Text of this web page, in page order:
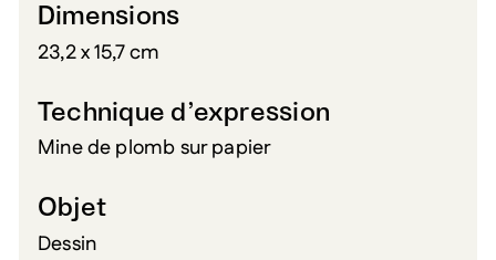
Dimensions
23,2 x 15,7 cm
Technique d’expression
Mine de plomb sur papier
Objet
Dessin